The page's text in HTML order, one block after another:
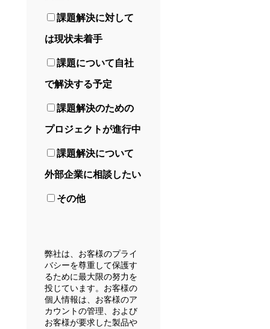
課題解決に対して
は現状未着手
課題について自社
で解決する予定
課題解決のための
プロジェクトが進行中
課題解決について
外部企業に相談したい
その他
弊社は、お客様のプライ
バシーを尊重して保護す
るために最大限の努力を
投じています。お客様の
個人情報は、お客様のア
カウントの管理、および
お客様が要求した製品や